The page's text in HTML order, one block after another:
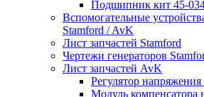
Подшипник кит 45-
Вспомогательные
Stamford / AvK
Лист запчастей Stamford
Чертежи генераторов
Лист запчастей AvK
Регулятор
Модуль компенсатора